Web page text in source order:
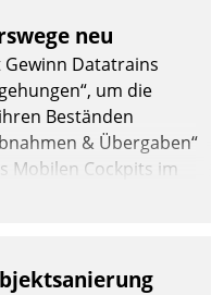
neu
Gewinn Datatrains
um die
Beständen
& Übergaben“
Mobilen Cockpits im